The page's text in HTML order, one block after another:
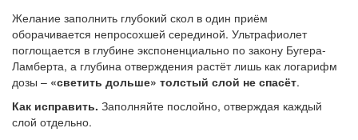
Желание заполнить глубокий скол в один приём
оборачивается непросохшей серединой. Ультрафиолет
поглощается в глубине экспоненциально по закону Бугера-
Ламберта, а глубина отверждения растёт лишь как логарифм
дозы – «светить дольше» толстый слой не спасёт.
Как исправить. Заполняйте послойно, отверждая каждый
слой отдельно.